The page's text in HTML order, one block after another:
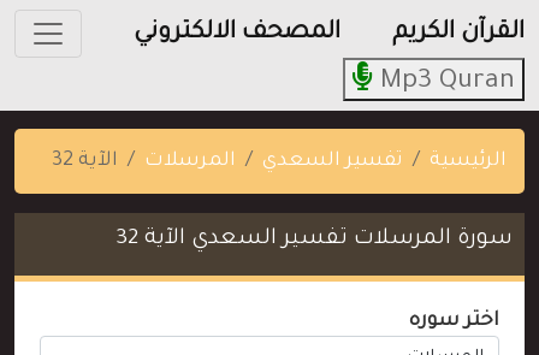
القرآن الكريم المصحف الالكتروني
Mp3 Quran
الرئيسية تفسير السعدي المرسلات الآية 32
سورة المرسلات تفسير السعدي الآية 32
اختر سوره